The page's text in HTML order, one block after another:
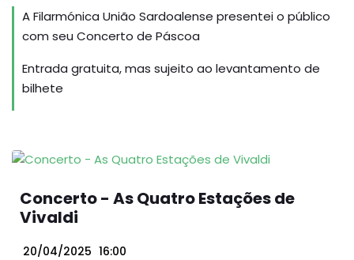
A Filarmónica União Sardoalense presentei o público
com seu Concerto de Páscoa
Entrada gratuita, mas sujeito ao levantamento de
bilhete
Concerto - As Quatro Estações de
Vivaldi
20/04/2025 16:00